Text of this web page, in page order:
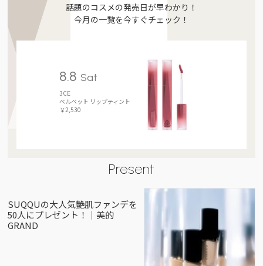
話題のコスメの発売日が早わかり！
今月の一覧を今すぐチェック！
8.8 Sat
3CE
ベルベット リップティント
￥2,530
Present
SUQQUの大人気艶肌ファンデを
50人にプレゼント！｜美的
GRAND